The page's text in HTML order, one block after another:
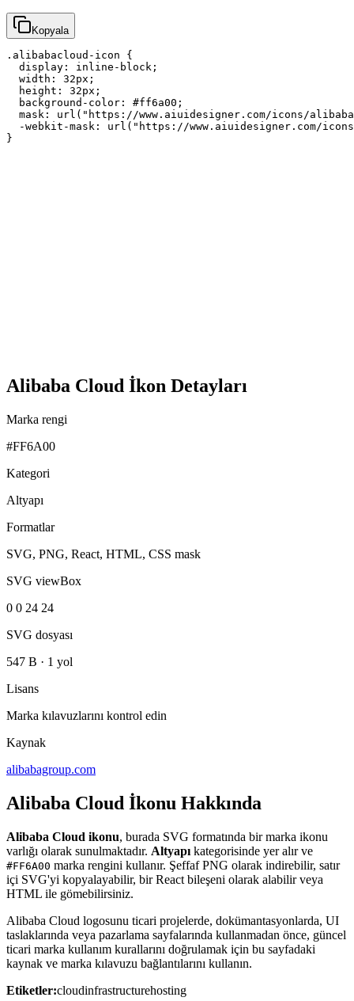
Kopyala
.alibabacloud-icon {
  display: inline-block;
  width: 32px;
  height: 32px;
  background-color: #ff6a00;
mask: url("https://www.aiuidesigner.com/icons/
-webkit-mask: url("https://www.aiuidesigner.com/
}
Alibaba Cloud İkon Detayları
Marka rengi
#FF6A00
Kategori
Altyapı
Formatlar
SVG, PNG, React, HTML, CSS mask
SVG viewBox
0 0 24 24
SVG dosyası
547 B · 1 yol
Lisans
Marka kılavuzlarını kontrol edin
Kaynak
alibabagroup.com
Alibaba Cloud İkonu Hakkında
Alibaba Cloud ikonu, burada SVG formatında bir marka ikonu
varlığı olarak sunulmaktadır. Altyapı kategorisinde yer alır ve
#FF6A00 marka rengini kullanır. Şeffaf PNG olarak indirebilir, satır
içi SVG'yi kopyalayabilir, bir React bileşeni olarak alabilir veya
HTML ile gömebilirsiniz.
Alibaba Cloud logosunu ticari projelerde, dokümantasyonlarda, UI
taslaklarında veya pazarlama sayfalarında kullanmadan önce, güncel
ticari marka kullanım kurallarını doğrulamak için bu sayfadaki
kaynak ve marka kılavuzu bağlantılarını kullanın.
Etiketler:cloudinfrastructurehosting